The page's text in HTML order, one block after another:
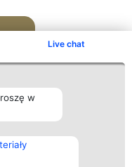
Live chat
w
Kontakt
Kontakt